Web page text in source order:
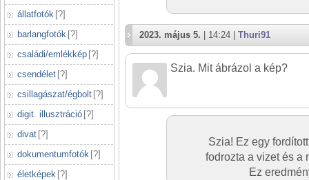
állatfotók [?]
barlangfotók [?]
családi/emlékkép [?]
csendélet [?]
csillagászat/égbolt [?]
digit. illusztráció [?]
divat [?]
dokumentumfotók [?]
életképek [?]
2023. május 5. | 14:24 | Thuri91
Szia. Mit ábrázol a kép?
Szia! Ez egy
fodrozta a vizet és a
Ez